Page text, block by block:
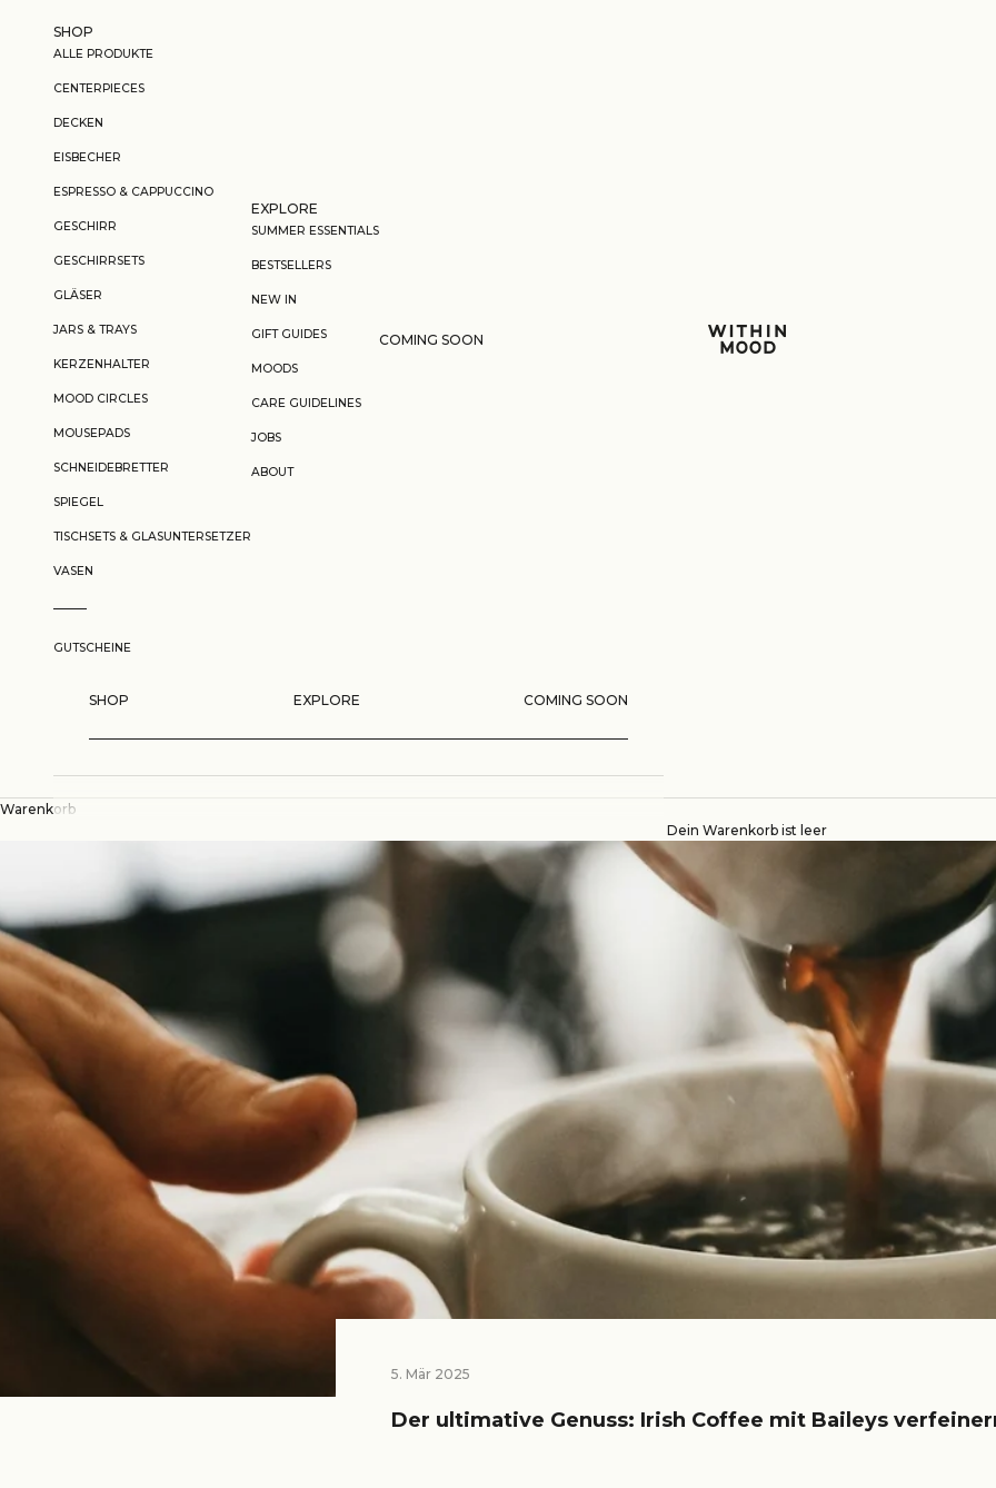
Within Mood
SHOP
ALLE PRODUKTE
CENTERPIECES
DECKEN
EISBECHER
ESPRESSO & CAPPUCCINO
GESCHIRR
GESCHIRRSETS
GLÄSER
JARS & TRAYS
KERZENHALTER
MOOD CIRCLES
MOUSEPADS
SCHNEIDEBRETTER
SPIEGEL
TISCHSETS & GLASUNTERSETZER
VASEN
GUTSCHEINE
EXPLORE
SUMMER ESSENTIALS
BESTSELLERS
NEW IN
GIFT GUIDES
MOODS
CARE GUIDELINES
JOBS
ABOUT
COMING SOON
SHOP EXPLORE COMING SOON
Warenkorb
Dein Warenkorb ist leer
5. Mär 2025
Der ultimative Genuss: Irish Coffee mit Baileys